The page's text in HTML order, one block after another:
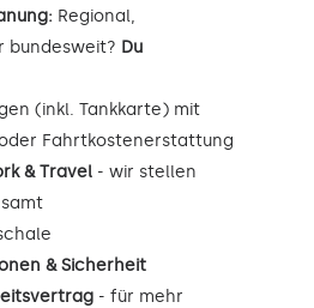
Regional,
bundesweit? Du
(inkl. Tankkarte) mit
Fahrtkostenerstattung
& Travel - wir stellen
& Sicherheit
- für mehr